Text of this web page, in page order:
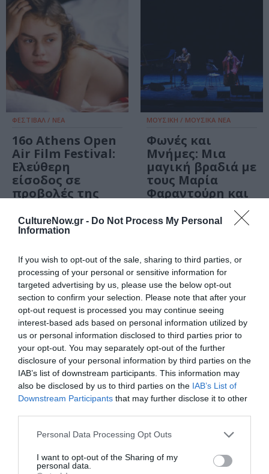
CultureNow.gr - Do Not Process My Personal
Information
If you wish to opt-out of the sale, sharing to third parties, or
processing of your personal or sensitive information for
targeted advertising by us, please use the below opt-out
section to confirm your selection. Please note that after your
opt-out request is processed you may continue seeing
interest-based ads based on personal information utilized by
us or personal information disclosed to third parties prior to
your opt-out. You may separately opt-out of the further
disclosure of your personal information by third parties on the
IAB’s list of downstream participants. This information may
also be disclosed by us to third parties on the IAB’s List of
Downstream Participants that may further disclose it to other
Personal Data Processing Opt Outs
I want to opt-out of the Sharing of my
personal data.
ΦΕΣΤΙΒΑΛ / ΝΕΑ
16ο Athens Open
Air Film Festival:
Ελεύθερη
είσοδος σε
προβολές της
ΜΟΥΣΙΚΗ / ΜΟΥΣΙΚΑ ΝΕΑ
Φωνές και
Μνήμες: Μια
μαγική βραδιά με
τους Μαρία
Φαραντούρη και
ΜΟΥΣΙΚΗ / ΜΟΥΣΙΚΑ ΝΕΑ
Φωνές και
μνήμες: Μαρία
Φαραντούρη και
Τάσης
Χριστογιαννόπουλος
στο Μέγαρο
Μουσικής
ΦΕΣΤΙΒΑΛ / ΝΕΑ
1o Φεστιβάλ
Ανεξάρτητου
Ελληνικού
Κινηματογράφου
2026